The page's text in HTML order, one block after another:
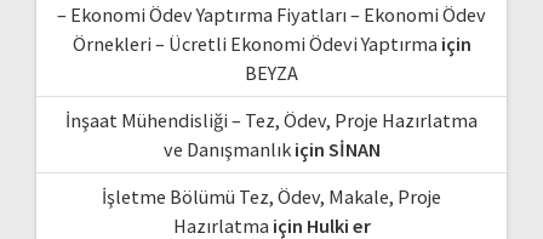
– Ekonomi Ödev Yaptırma Fiyatları – Ekonomi Ödev
Örnekleri – Ücretli Ekonomi Ödevi Yaptırma için
BEYZA
İnşaat Mühendisliği – Tez, Ödev, Proje Hazırlatma
ve Danışmanlıkiçin SİNAN
İşletme Bölümü Tez, Ödev, Makale, Proje
Hazırlatma için Hulki er